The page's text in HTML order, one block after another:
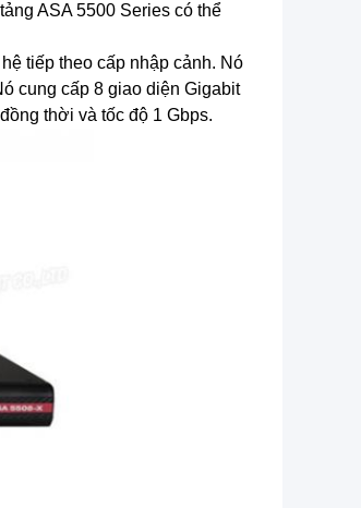
ASA 5500 Series có thể
tiếp theo cấp nhập cảnh. Nó
cung cấp 8 giao diện Gigabit
thời và tốc độ 1 Gbps.